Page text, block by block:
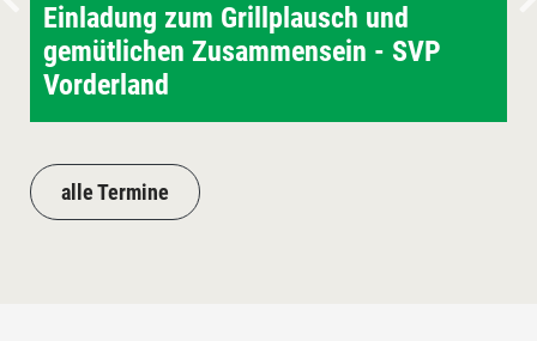
Einladung zum Grillplausch und
gemütlichen Zusammensein - SVP
Vorderland
alle Termine